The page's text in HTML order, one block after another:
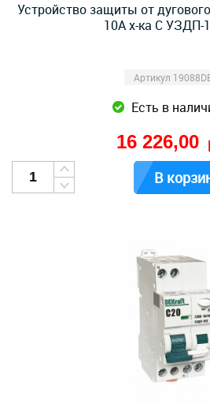
Устройство защиты от
10A х-ка C УЗДП-
Артикул
Есть в
16 226,00
В